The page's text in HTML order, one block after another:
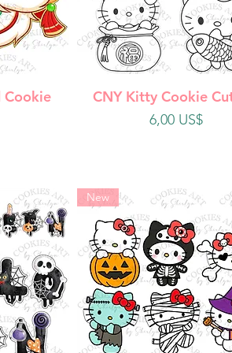
Cookie
Vista rápida
CNY Kitty Cookie
Precio
6,00 US$
New